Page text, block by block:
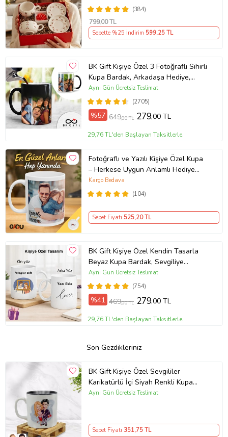
(384)
799,00 TL
Sepette %25 İndirim 599,25 TL
BK Gift Kişiye Özel 3 Fotoğraflı Sihirli
Kupa Bardak, Arkadaşa Hediye,
Sevgiliye Hediye
(2705)
Aynı Gün Ücretsiz Teslimat
%57 649,00 TL 279,00 TL
29,76 TL'den Başlayan Taksitlerle
Fotoğraflı ve Yazılı Kişiye Özel Kupa
– Herkese Uygun Anlamlı Hediye
Porselen Baskılı Kupa (Beyaz)
(104)
Kargo Bedava
Sepet Fiyatı 525,20 TL
BK Gift Kişiye Özel Kendin Tasarla
Beyaz Kupa Bardak, Sevgiliye
Hediye, Arkadaşa Hediye, Doğum
Günü Hediyesi(754)
Aynı Gün Ücretsiz Teslimat
%41 469,00 TL 279,00 TL
29,76 TL'den Başlayan Taksitlerle
Son Gezdikleriniz
BK Gift Kişiye Özel Sevgililer
Karikatürlü İçi Siyah Renkli Kupa
Bardak Model 2
Aynı Gün Ücretsiz Teslimat
Sepet Fiyatı 351,75 TL